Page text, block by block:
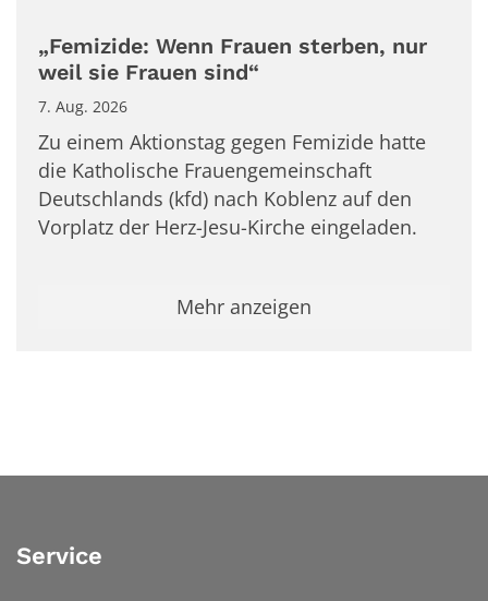
„Femizide: Wenn Frauen sterben, nur
weil sie Frauen sind“
7. Aug. 2026
Zu einem Aktionstag gegen Femizide hatte
die Katholische Frauengemeinschaft
Deutschlands (kfd) nach Koblenz auf den
Vorplatz der Herz-Jesu-Kirche eingeladen.
Mehr anzeigen
Service